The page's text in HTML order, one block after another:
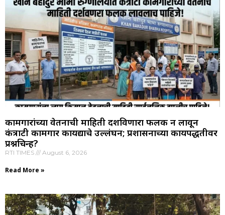
कामगारांच्या वेतनाची माहिती दर्शविणारा फलक न लावून
कंत्राटी कामगार कायद्याचे उल्लंघन; प्रशासनाच्या कार्यपद्धतीवर
प्रश्नचिन्ह?
RTI TIMES August 6, 2026
Read More »